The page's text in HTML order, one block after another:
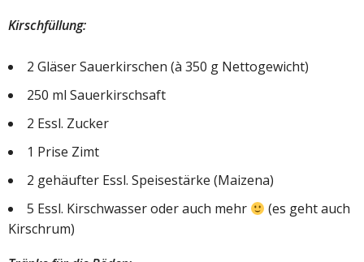
Kirschfüllung:
2 Gläser Sauerkirschen (à 350 g Nettogewicht)
250 ml Sauerkirschsaft
2 Essl. Zucker
1 Prise Zimt
2 gehäufter Essl. Speisestärke (Maizena)
5 Essl. Kirschwasser oder auch mehr
(es geht auch
Kirschrum)